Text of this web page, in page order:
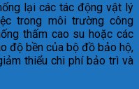
lại các tác động vật lý
trong môi trường công
thấm cao su hoặc các
độ bền của bộ đồ bảo hộ,
thiểu chi phí bảo trì và